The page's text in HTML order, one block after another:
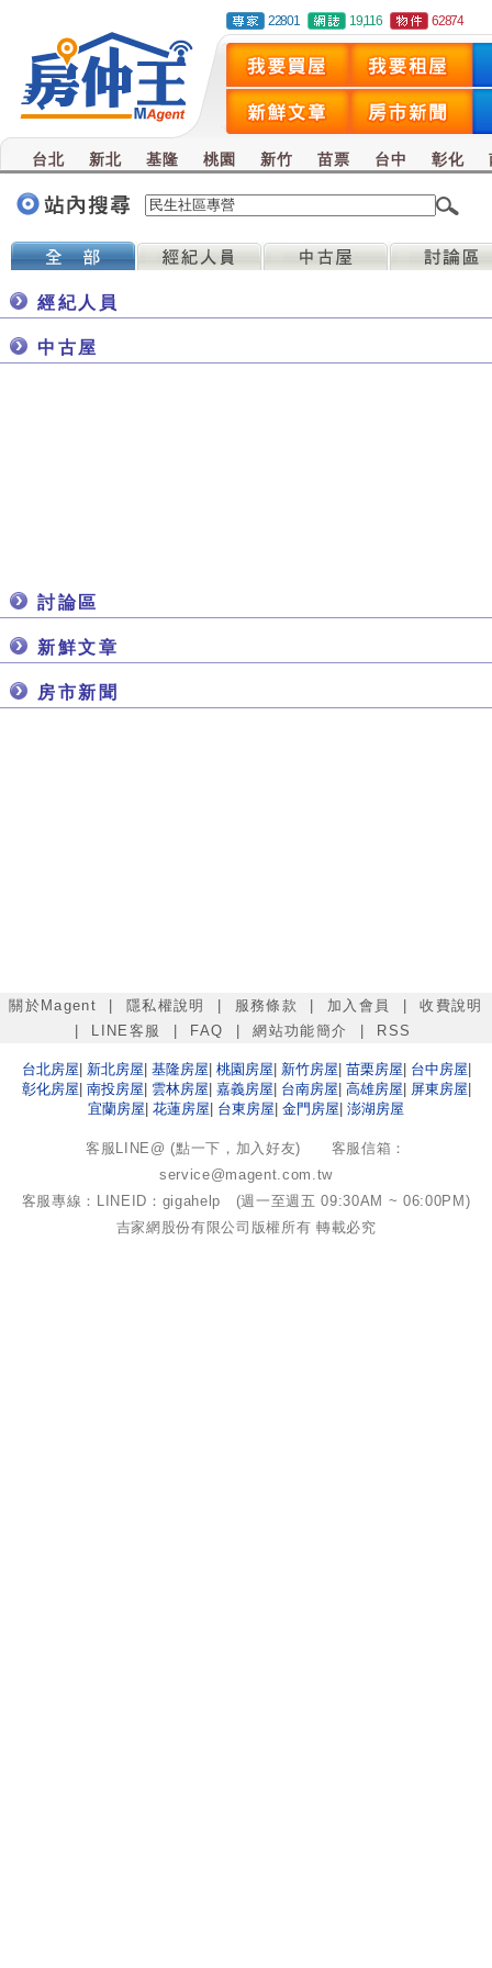
22801 19,116 62874
台北 新北 基隆 桃園 新竹 苗票 台中 彰化
經紀人員
中古屋
討論區
新鮮文章
房市新聞
關於Magent 隱私權說明 服務條款 加入會員
收費說明
LINE客服 FAQ 網站功能簡介 RSS
台北房屋 新北房屋 基隆房屋 桃園 房屋 新竹房屋 苗栗房屋 台中房屋
彰化房屋 南投房屋 雲林房屋 嘉義房屋 台南房屋 高雄房屋 屏東房屋
宜蘭房屋 花蓮房屋 台東房屋 金門 房屋 澎湖房屋
客服LINE@ (點一下，加入好友) 客服信箱：
service@magent.com.tw
客服專線：LINEID：gigahelp (週一至週五 09:30AM ~ 06:00PM)
吉家網股份有限公司 版權所有 轉載必究